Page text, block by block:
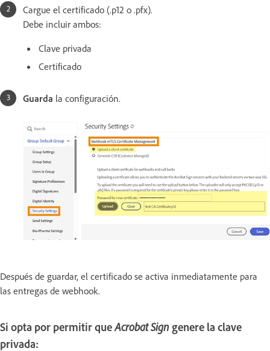
Cargue el certificado (.p12 o .pfx).
Debe incluir ambos:
Clave privada
Certificado
Guarda la configuración.
Después de guardar, el certificado se activa inmediatamente para
las entregas de webhook.
Si opta por permitir queAcrobat Sign genere la clave
privada: